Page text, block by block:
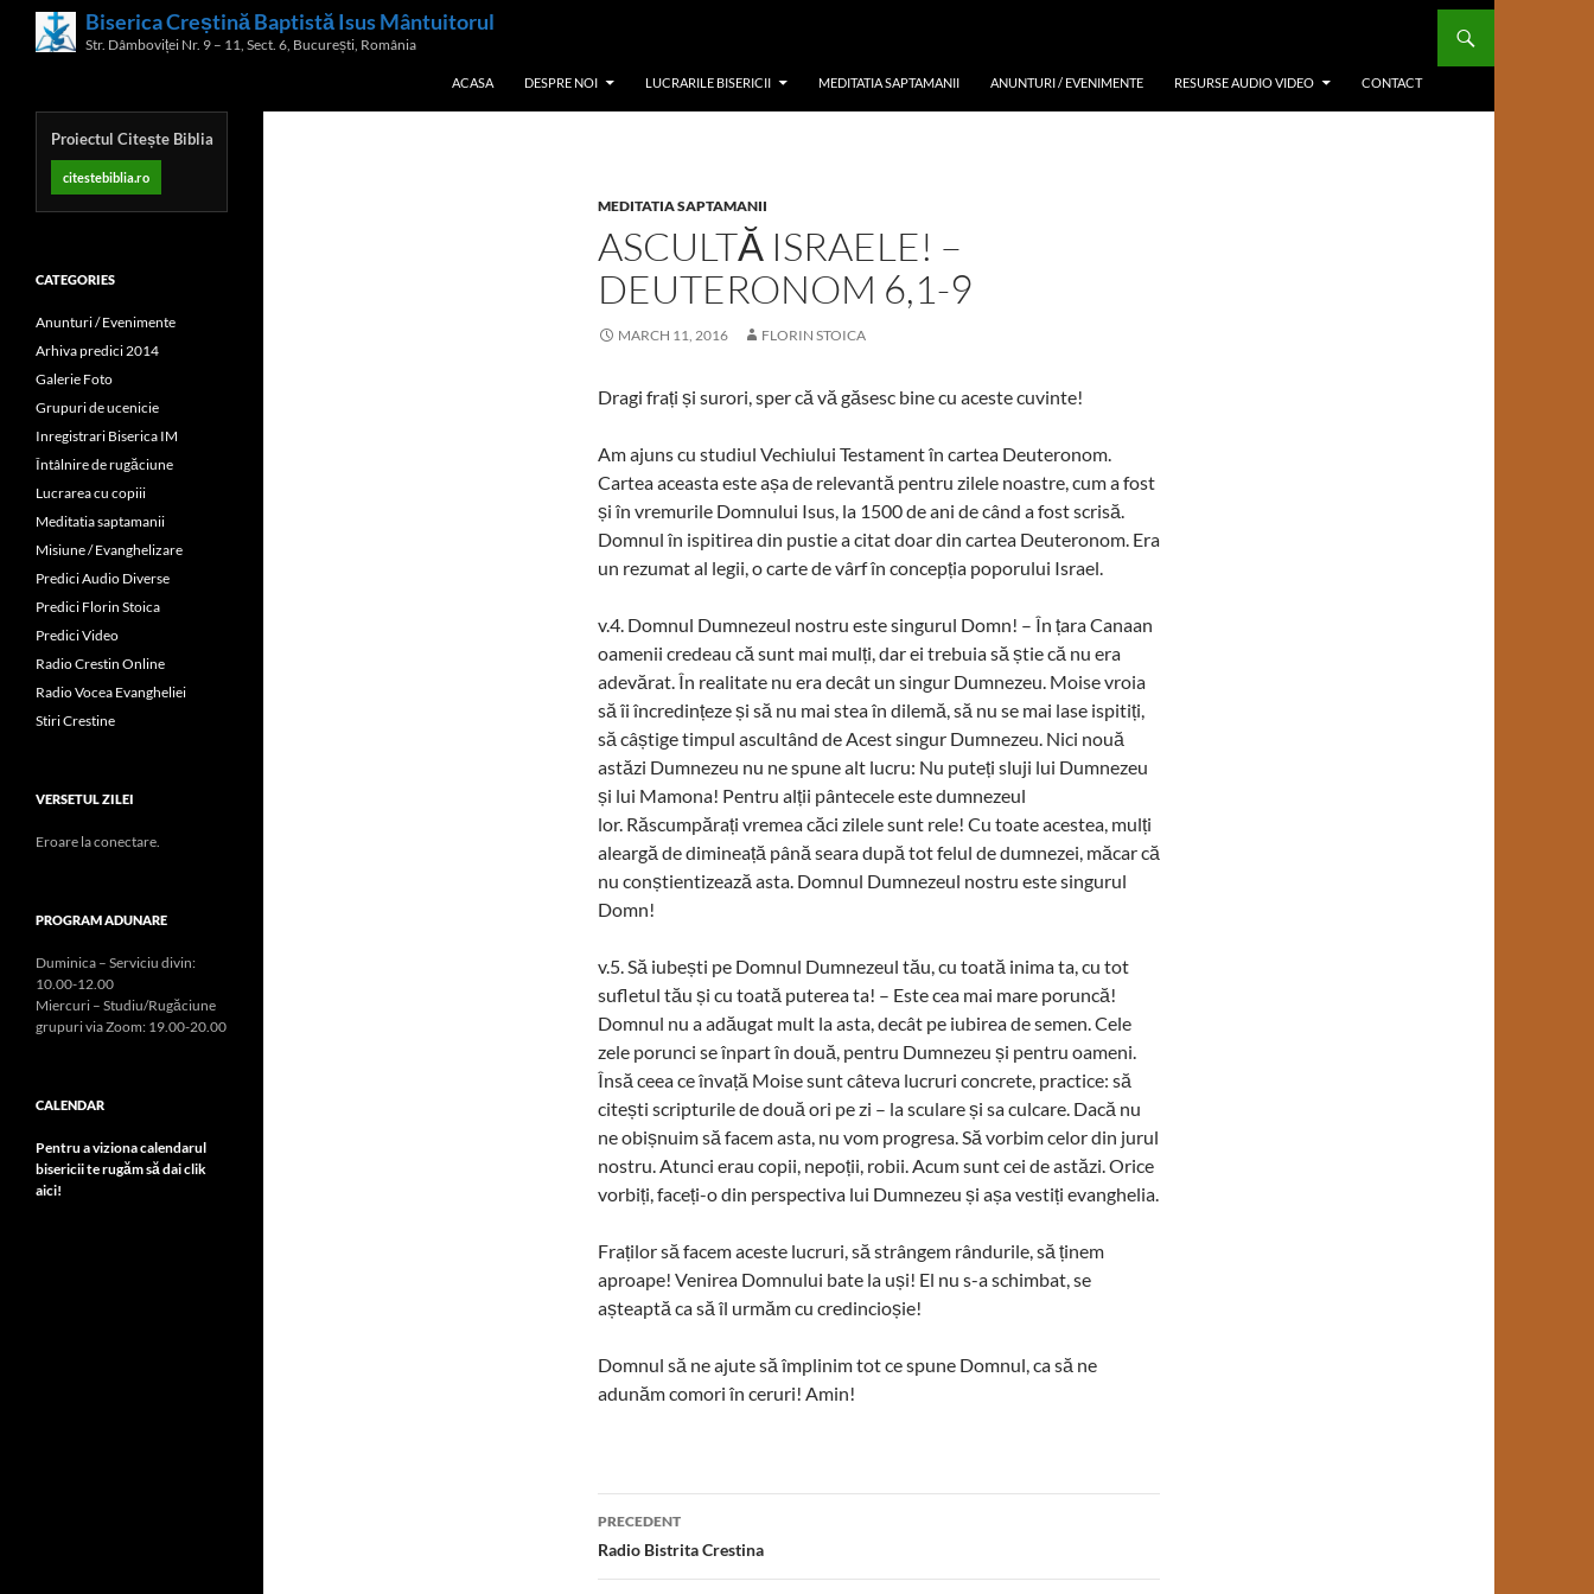
Biserica Creștină Baptistă Isus Mântuitorul
Str. Dâmboviței Nr. 9 – 11, Sect. 6, București, România
Search
ACASA DESPRE NOI LUCRARILE BISERICII MEDITATIA SAPTAMANII ANUNTURI / EVENIMENTE RESURSE AUDIO VIDEO CONTACT
MEDITATIA SAPTAMANII
ASCULTĂ ISRAELE! –
DEUTERONOM 6,1-9
MARCH 11, 2016 FLORIN STOICA
Dragi frați și surori, sper că vă găsesc bine cu aceste cuvinte!
Am ajuns cu studiul Vechiului Testament în cartea Deuteronom.
Cartea aceasta este așa de relevantă pentru zilele noastre, cum a fost
și în vremurile Domnului Isus, la 1500 de ani de când a fost scrisă.
Domnul în ispitirea din pustie a citat doar din cartea Deuteronom. Era
un rezumat al legii, o carte de vârf în concepția poporului Israel.
v.4. Domnul Dumnezeul nostru este singurul Domn! – În țara Canaan
oamenii credeau că sunt mai mulți, dar ei trebuia să știe că nu era
adevărat. În realitate nu era decât un singur Dumnezeu. Moise vroia
să îi încredințeze și să nu mai stea în dilemă, să nu se mai lase ispitiți,
să câștige timpul ascultând de Acest singur Dumnezeu. Nici nouă
astăzi Dumnezeu nu ne spune alt lucru: Nu puteți sluji lui Dumnezeu
și lui Mamona! Pentru alții pântecele este dumnezeul
lor. Răscumpărați vremea căci zilele sunt rele! Cu toate acestea, mulți
aleargă de dimineață până seara după tot felul de dumnezei, măcar că
nu conștientizează asta. Domnul Dumnezeul nostru este singurul
Domn!
v.5. Să iubești pe Domnul Dumnezeul tău, cu toată inima ta, cu tot
sufletul tău și cu toată puterea ta! – Este cea mai mare poruncă!
Domnul nu a adăugat mult la asta, decât pe iubirea de semen. Cele
zele porunci se înpart în două, pentru Dumnezeu și pentru oameni.
Însă ceea ce învață Moise sunt câteva lucruri concrete, practice: să
citești scripturile de două ori pe zi – la sculare și sa culcare. Dacă nu
ne obișnuim să facem asta, nu vom progresa. Să vorbim celor din jurul
nostru. Atunci erau copii, nepoții, robii. Acum sunt cei de astăzi. Orice
vorbiți, faceți-o din perspectiva lui Dumnezeu și așa vestiți evanghelia.
Fraților să facem aceste lucruri, să strângem rândurile, să ținem
aproape! Venirea Domnului bate la uși! El nu s-a schimbat, se
așteaptă ca să îl urmăm cu credincioșie!
Domnul să ne ajute să împlinim tot ce spune Domnul, ca să ne
adunăm comori în ceruri! Amin!
Post
navigation
PRECEDENT
Radio Bistrita Crestina
Proiectul Citește Biblia
citestebiblia.ro
CATEGORIES
Anunturi / Evenimente
Arhiva predici 2014
Galerie Foto
Grupuri de ucenicie
Inregistrari Biserica IM
Întâlnire de rugăciune
Lucrarea cu copiii
Meditatia saptamanii
Misiune / Evanghelizare
Predici Audio Diverse
Predici Florin Stoica
Predici Video
Radio Crestin Online
Radio Vocea Evangheliei
Stiri Crestine
VERSETUL ZILEI
Eroare la conectare.
PROGRAM ADUNARE
Duminica – Serviciu divin:
10.00-12.00
Miercuri – Studiu/Rugăciune
grupuri via Zoom: 19.00-20.00
CALENDAR
Pentru a viziona calendarul
bisericii te rugăm să dai clik
aici!